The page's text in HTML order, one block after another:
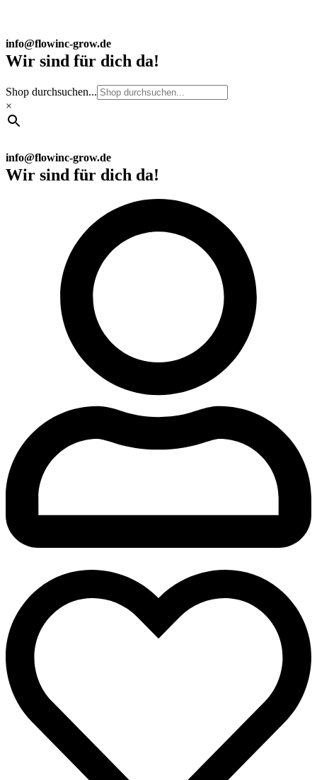
info@flowinc-grow.de
Wir sind für dich da!
Shop durchsuchen...
×
info@flowinc-grow.de
Wir sind für dich da!